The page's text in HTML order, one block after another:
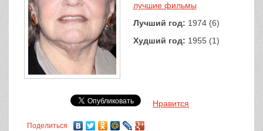
лучшие фильмы
Лучший год: 1974 (6)
Худший год: 1955 (1)
Нравится
Поделиться